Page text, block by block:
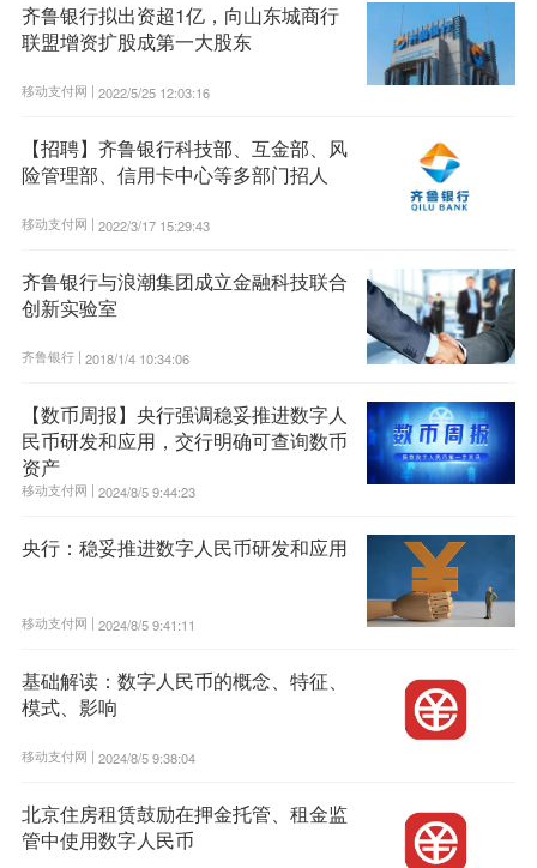
齐鲁银行拟出资超1亿，向山东城商行
联盟增资扩股成第一大股东
移动支付网 | 2022/5/25 12:03:16
【招聘】齐鲁银行科技部、互金部、风
险管理部、信用卡中心等多部门招人
移动支付网 | 2022/3/17 15:29:43
齐鲁银行与浪潮集团成立金融科技联合
创新实验室
齐鲁银行 | 2018/1/4 10:34:06
【数币周报】央行强调稳妥推进数字人
民币研发和应用，交行明确可查询数币
资产
移动支付网 | 2024/8/5 9:44:23
央行：稳妥推进数字人民币研发和应用
移动支付网 | 2024/8/5 9:41:11
基础解读：数字人民币的概念、特征、
模式、影响
移动支付网 | 2024/8/5 9:38:04
北京住房租赁鼓励在押金托管、租金监
管中使用数字人民币